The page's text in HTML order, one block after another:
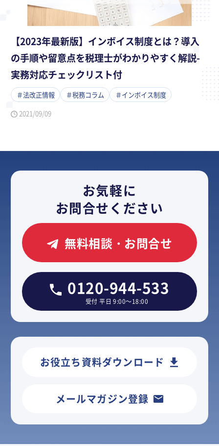
【2023年最新版】インボイス制度とは？導入
の手順や留意点を税理士がわかりやすく解説-
実務対応チェックリスト付
＃法改正情報 ＃税務コラム ＃インボイス制度
2021/09/09
お気軽に
お問合せください
無料相談・お問合せ
0120-944-533
受付 平日 9:00～18:00
お役立ち資料ダウンロード
メールマガジン登録